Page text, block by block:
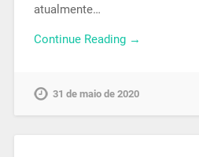
atualmente…
Continue Reading →
31 de maio de 2020